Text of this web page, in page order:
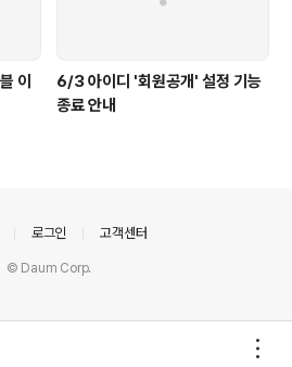
이
6/3 아이디 '회원공개' 설정 기능
종료 안내
로그인 고객센터
© Daum Corp.